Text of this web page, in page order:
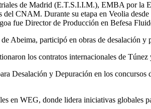
de Madrid (E.T.S.I.I.M.), EMBA por la
del CNAM. Durante su etapa en Veolia
fue Director de Producción en Befesa
Abeima, participó en obras de desalación
los contratos internacionales de
Desalación y Depuración en los
en WEG, donde lidera iniciativas globales